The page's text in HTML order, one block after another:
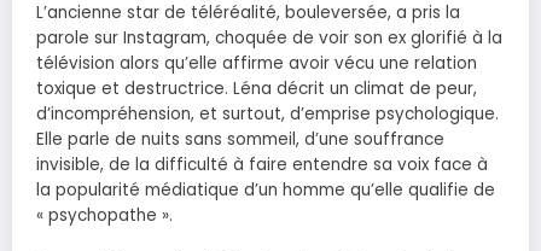
L’ancienne star de téléréalité, bouleversée, a pris la
parole sur Instagram, choquée de voir son ex glorifié à la
télévision alors qu’elle affirme avoir vécu une relation
toxique et destructrice. Léna décrit un climat de peur,
d’incompréhension, et surtout, d’emprise psychologique.
Elle parle de nuits sans sommeil, d’une souffrance
invisible, de la difficulté à faire entendre sa voix face à
la popularité médiatique d’un homme qu’elle qualifie de
« psychopathe ».